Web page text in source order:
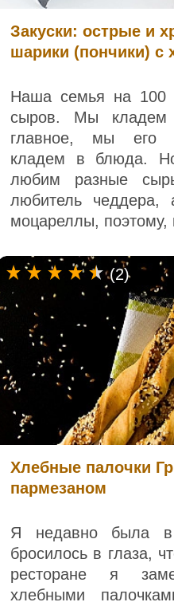
Закуски: острые и
шарики (пончики) с
Наша семья на 100
сыров. Мы кладем
главное, мы его
кладем в блюда.
любим разные
любитель
моцареллы, поэтому,
Хлебные палочки
пармезаном
Я недавно была в
бросилось в глаза,
ресторане я
хлебными
(2)